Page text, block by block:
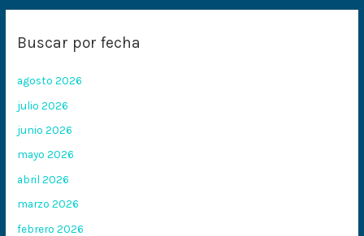
Buscar por fecha
agosto 2026
julio 2026
junio 2026
mayo 2026
abril 2026
marzo 2026
febrero 2026